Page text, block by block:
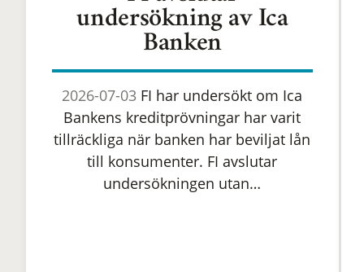
undersökning av Ica
Banken
2026-07-03 FI har undersökt om Ica
Bankens kreditprövningar har varit
tillräckliga när banken har beviljat lån
till konsumenter. FI avslutar
undersökningen utan…